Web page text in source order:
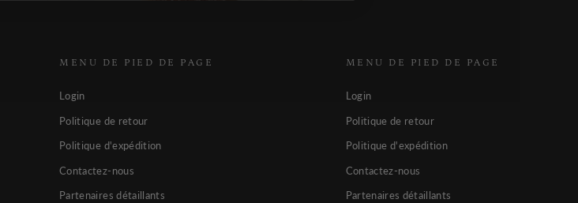
MENU DE PIED DE PAGE
Login
Politique de retour
Politique d'expédition
Contactez-nous
Partenaires détaillants
MENU DE PIED DE PAGE
Login
Politique de retour
Politique d'expédition
Contactez-nous
Partenaires détaillants